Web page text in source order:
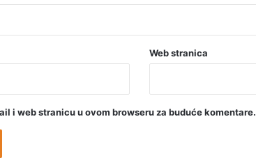
Web stranica
i web stranicu u ovom browseru za buduće komentare.